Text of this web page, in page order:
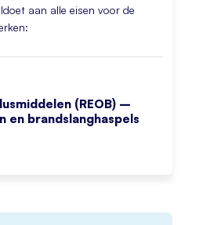
aan alle eisen voor de
(REOB) –
en brandslanghaspels